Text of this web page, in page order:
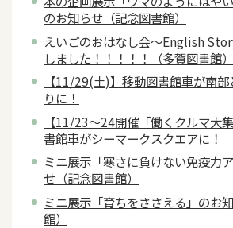
のお知らせ（記念図書館）
えいごのおはなし会～English
しました！！！！！（多賀図書館）
【11/29(土)】移動図書館車が南
りに！
【11/23～24開催「働くクルマ大
書館車がシーマークスクエアに！
ミニ展示「寒さに負けない免疫力
せ（記念図書館）
ミニ展示「育ちをささえる」のお
館）